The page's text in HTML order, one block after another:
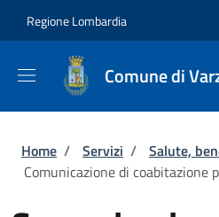
Regione Lombardia
Comune di
Briciole di pane
Home / Servizi / Salute,
Comunicazione di coabitazione